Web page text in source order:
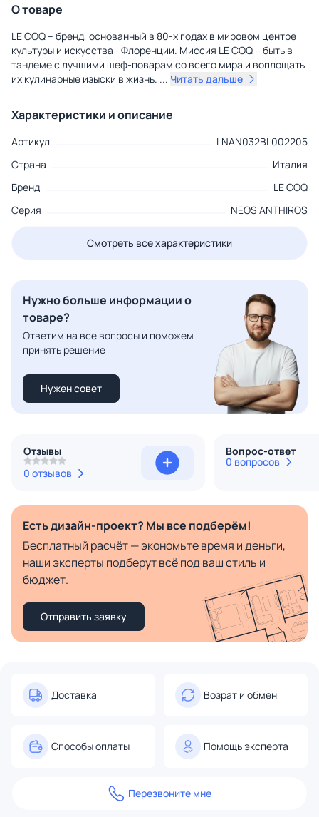
О товаре
LE COQ – бренд, основанный в 80-х годах в мировом центре
культуры и искусства– Флоренции. Миссия LE COQ – быть в
тандеме с лучшими шеф-поварам со всего мира и воплощать
их кулинарные изыски в жизнь. ... Читать дальше
Характеристики и описание
Артикул
LNAN032BL002205
Страна
Италия
Бренд
LE COQ
Серия
NEOS ANTHIROS
Смотреть все характеристики
Нужно больше информации о
товаре?
Ответим на все вопросы и поможем
принять решение
Нужен совет
Отзывы
0 отзывов
Вопрос-ответ
0 вопросов
Есть дизайн-проект? Мы все подберём!
Бесплатный расчёт — экономьте время и деньги,
наши эксперты подберут всё под ваш стиль и
бюджет.
Отправить заявку
Доставка Возрат и обмен
Способы оплаты Помощь эксперта
Перезвоните мне